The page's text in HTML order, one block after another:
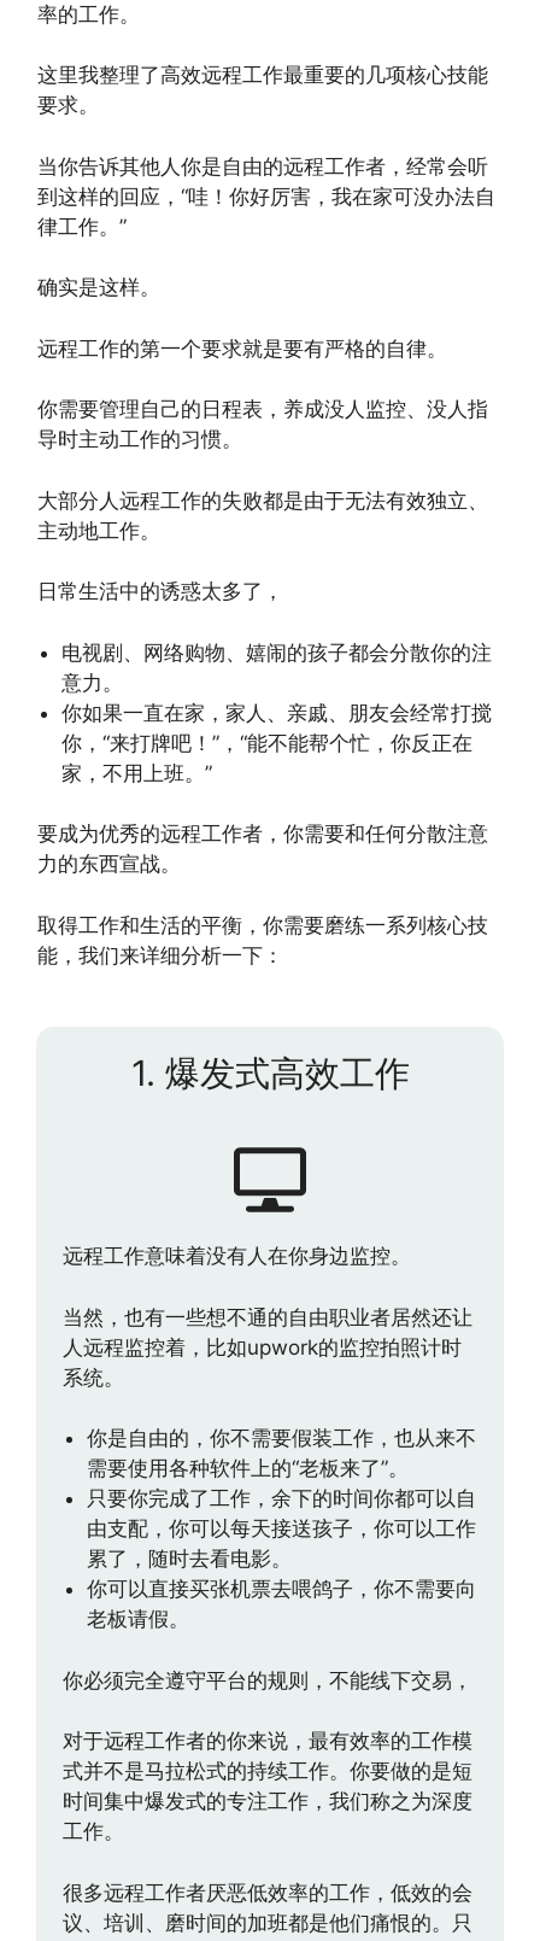
率的工作。
这里我整理了高效远程工作最重要的几项核心技能
要求。
当你告诉其他人你是自由的远程工作者，经常会听
到这样的回应，“哇！你好厉害，我在家可没办法自
律工作。”
确实是这样。
远程工作的第一个要求就是要有严格的自律。
你需要管理自己的日程表，养成没人监控、没人指
导时主动工作的习惯。
大部分人远程工作的失败都是由于无法有效独立、
主动地工作。
日常生活中的诱惑太多了，
电视剧、网络购物、嬉闹的孩子都会分散你的注
意力。
你如果一直在家，家人、亲戚、朋友会经常打搅
你，“来打牌吧！”，“能不能帮个忙，你反正在
家，不用上班。”
要成为优秀的远程工作者，你需要和任何分散注意
力的东西宣战。
取得工作和生活的平衡，你需要磨练一系列核心技
能，我们来详细分析一下：
1. 爆发式高效工作
远程工作意味着没有人在你身边监控。
当然，也有一些想不通的自由职业者居然还让
人远程监控着，比如upwork的监控拍照计时
系统。
你是自由的，你不需要假装工作，也从来不
需要使用各种软件上的“老板来了”。
只要你完成了工作，余下的时间你都可以自
由支配，你可以每天接送孩子，你可以工作
累了，随时去看电影。
你可以直接买张机票去喂鸽子，你不需要向
老板请假。
你必须完全遵守平台的规则，不能线下交易，
对于远程工作者的你来说，最有效率的工作模
式并不是马拉松式的持续工作。你要做的是短
时间集中爆发式的专注工作，我们称之为深度
工作。
很多远程工作者厌恶低效率的工作，低效的会
议、培训、磨时间的加班都是他们痛恨的。只